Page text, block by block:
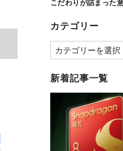
こだわりが詰まった
カテゴリー
カ
テ
ゴ
新着記事一覧